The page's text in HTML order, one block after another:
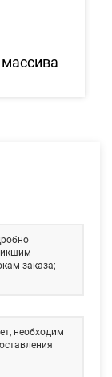
заказа;
необходим